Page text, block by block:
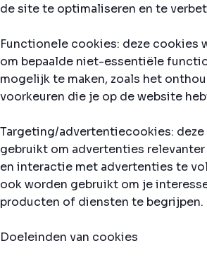
de site te optimaliseren en te
Functionele cookies: deze cookies
om bepaalde niet-essentiële
mogelijk te maken, zoals het
voorkeuren die je op de website
Targeting/advertentiecookies:
gebruikt om advertenties
en interactie met advertenties te
ook worden gebruikt om je
producten of diensten te begrijpen.
Doeleinden van cookies